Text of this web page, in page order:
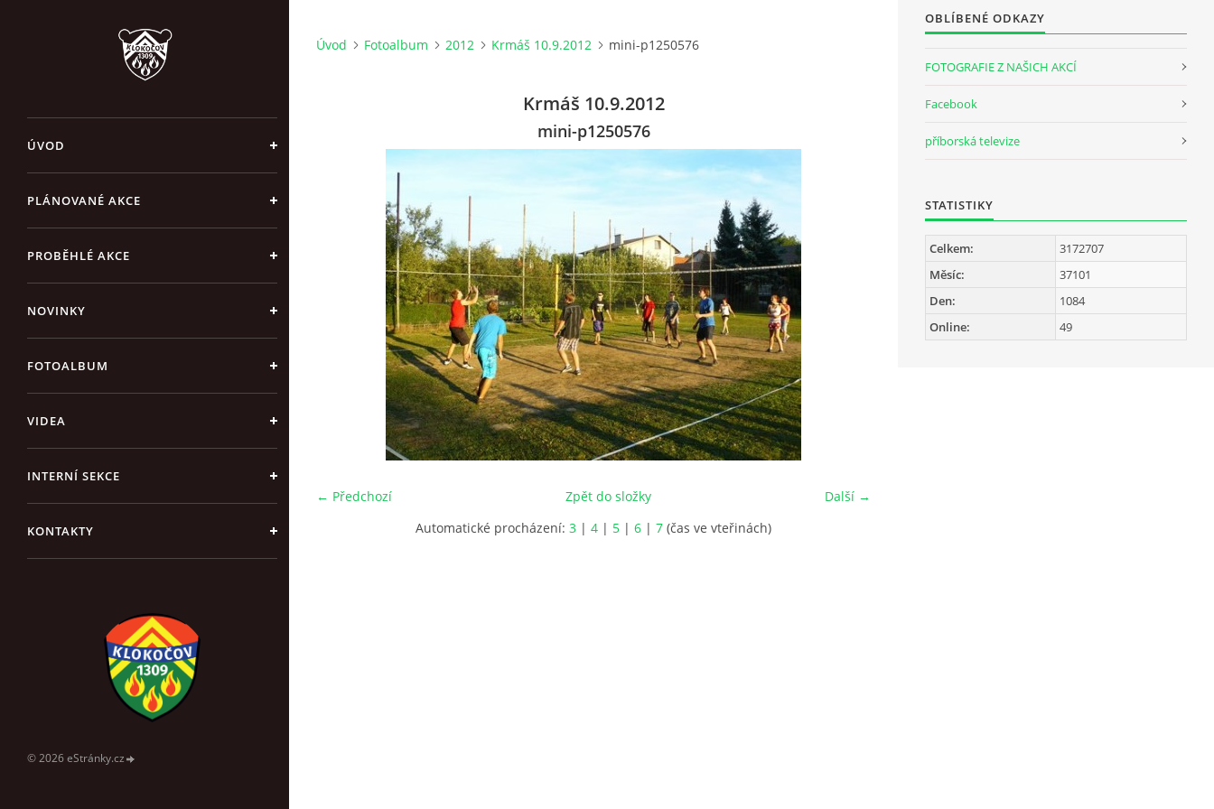
ÚVOD
PLÁNOVANÉ AKCE
PROBĚHLÉ AKCE
NOVINKY
FOTOALBUM
VIDEA
INTERNÍ SEKCE
KONTAKTY
© 2026 eStránky.cz
Úvod Fotoalbum 2012 Krmáš 10.9.2012 mini-p1250576
Krmáš 10.9.2012
mini-p1250576
← Předchozí Další →
Zpět do složky
Automatické procházení: 3 | 4 | 5 | 6 | 7 (čas ve vteřinách)
OBLÍBENÉ ODKAZY
FOTOGRAFIE Z NAŠICH AKCÍ
Facebook
příborská televize
STATISTIKY
Online: 49
Celkem:
3172707
Měsíc:
37101
Den:
1084